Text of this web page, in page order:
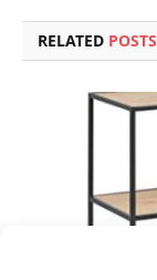
RELATED POSTS